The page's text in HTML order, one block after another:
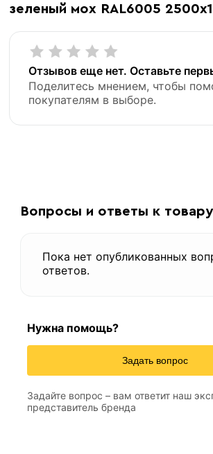
«В корзину»
толщина
зеленый мох RAL6005
Отзывов еще нет. Оставьте
Поделитесь мнением, чтобы
покупателям в выборе.
Вопросы и ответы к товару
Пока нет опубликованных
ответов.
Нужна помощь?
Задать вопрос
Задайте вопрос – вам ответит наш
представитель бренда